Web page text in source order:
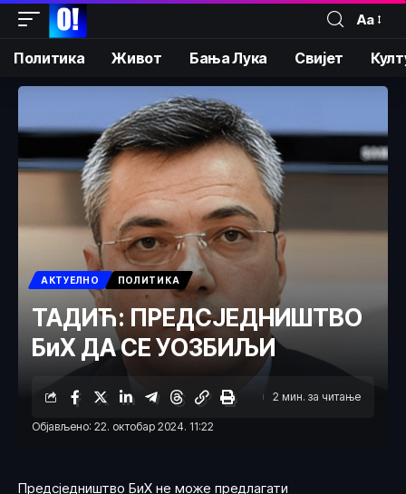
Аа
Политика Живот Бања Лука Свијет
АКТУЕЛНО ПОЛИТИКА
ТАДИЋ: ПРЕДСЈЕДНИШТВО
БиХ ДА СЕ УОЗБИЉИ
Објављено: 22. октобар 2024. 11:22
2 мин. за читање
Предсједништво БиХ не може предлагати